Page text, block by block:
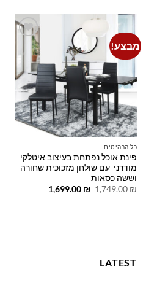
מבצע!
Add to
wishlist
כל הרהיטים
פינת אוכל נפתחת בעיצוב איטלקי
מודרני עם שולחן מזכוכית שחורה
וששה כסאות
1,749.00₪
המחיר
1,699.00 ₪
המחיר
LATEST